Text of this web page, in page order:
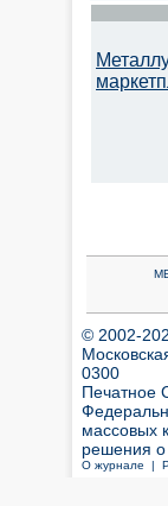
© 2002-
0300
Печатное
массовых
решения о
О журнале |